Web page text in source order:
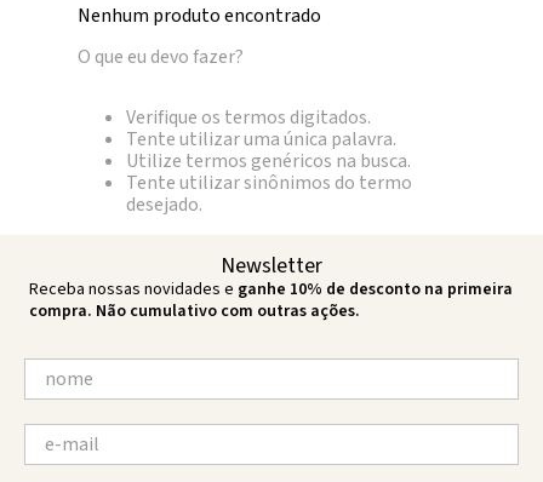
Nenhum produto encontrado
O que eu devo fazer?
Verifique os termos digitados.
Tente utilizar uma única palavra.
Utilize termos genéricos na busca.
Tente utilizar sinônimos do termo
desejado.
Newsletter
Receba nossas novidades e ganhe 10% de desconto na primeira
compra. Não cumulativo com outras ações.